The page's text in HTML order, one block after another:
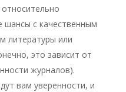
шансы с качественным
литературы или
это зависит от
журналов).
вам уверенности, и